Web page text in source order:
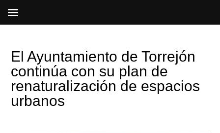
El Ayuntamiento de Torrejón
continúa con su plan de
renaturalización de espacios
urbanos